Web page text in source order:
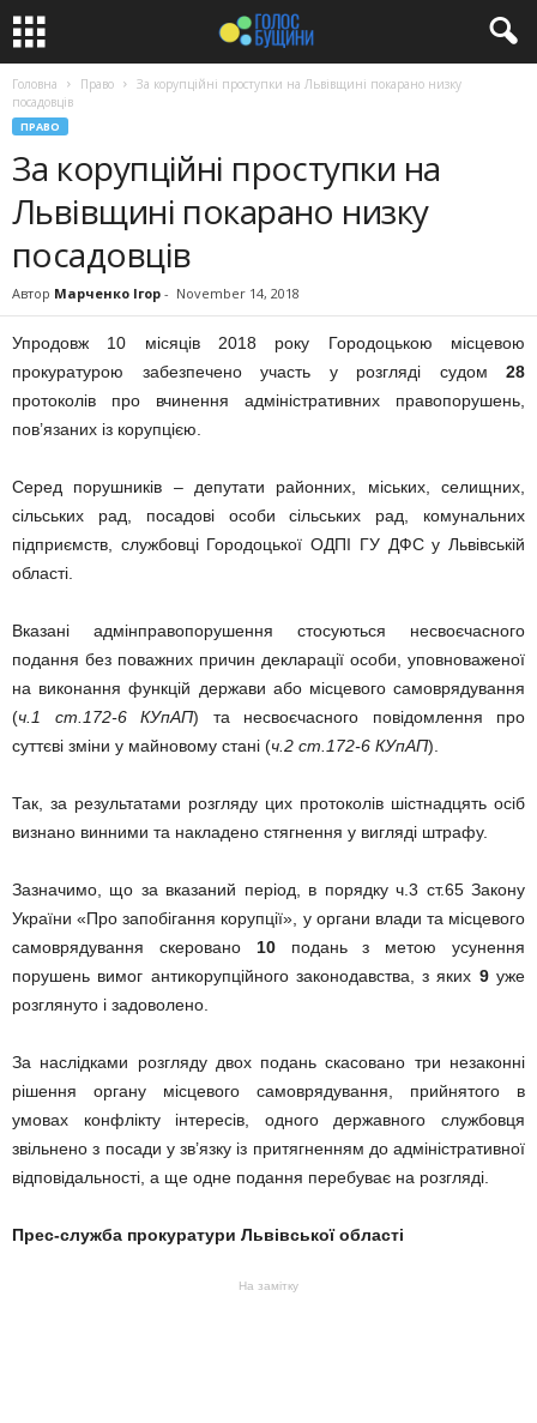
Головна Право
За корупційні проступки на Львівщині покарано низку
посадовців
ПРАВО
За корупційні проступки на
Львівщині покарано низку
посадовців
Автор Марченко Ігор - November 14, 2018
Упродовж 10 місяців 2018 року Городоцькою місцевою
прокуратурою забезпечено участь у розгляді судом 28
протоколів про вчинення адміністративних правопорушень,
пов’язаних із корупцією.
Серед порушників – депутати районних, міських, селищних,
сільських рад, посадові особи сільських рад, комунальних
підприємств, службовці Городоцької ОДПІ ГУ ДФС у Львівській
області.
Вказані адмінправопорушення стосуються несвоєчасного
подання без поважних причин декларації особи, уповноваженої
на виконання функцій держави або місцевого самоврядування
(ч.1 ст.172-6 КУпАП) та несвоєчасного повідомлення про
суттєві зміни у майновому стані (ч.2 ст.172-6 КУпАП).
Так, за результатами розгляду цих протоколів шістнадцять осіб
визнано винними та накладено стягнення у вигляді штрафу.
Зазначимо, що за вказаний період, в порядку ч.3 ст.65 Закону
України «Про запобігання корупції», у органи влади та місцевого
самоврядування скеровано 10подань з метою усунення
порушень вимог антикорупційного законодавства, з яких 9уже
розглянуто і задоволено.
За наслідками розгляду двох подань скасовано три незаконні
рішення органу місцевого самоврядування, прийнятого в
умовах конфлікту інтересів, одного державного службовця
звільнено з посади у зв’язку із притягненням до адміністративної
відповідальності, а ще одне подання перебуває на розгляді.
Прес-служба прокуратури Львівської області
На замітку